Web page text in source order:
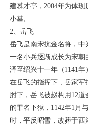
建慕才亭，2004年为体
小墓。
2、岳飞
岳飞是南宋抗金名将，中
一名小兵逐渐成长为宋朝
泽至绍兴十一年（1141年
在岳飞的指挥下，岳家军
肘下，岳飞被赵构用12
的罪名下狱，1142年1月
时，平反昭雪，改葬于西